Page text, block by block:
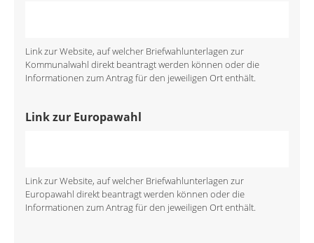
Link zur Website, auf welcher Briefwahlunterlagen zur
Kommunalwahl direkt beantragt werden können oder die
Informationen zum Antrag für den jeweiligen Ort enthält.
Link zur Europawahl
Link zur Website, auf welcher Briefwahlunterlagen zur
Europawahl direkt beantragt werden können oder die
Informationen zum Antrag für den jeweiligen Ort enthält.